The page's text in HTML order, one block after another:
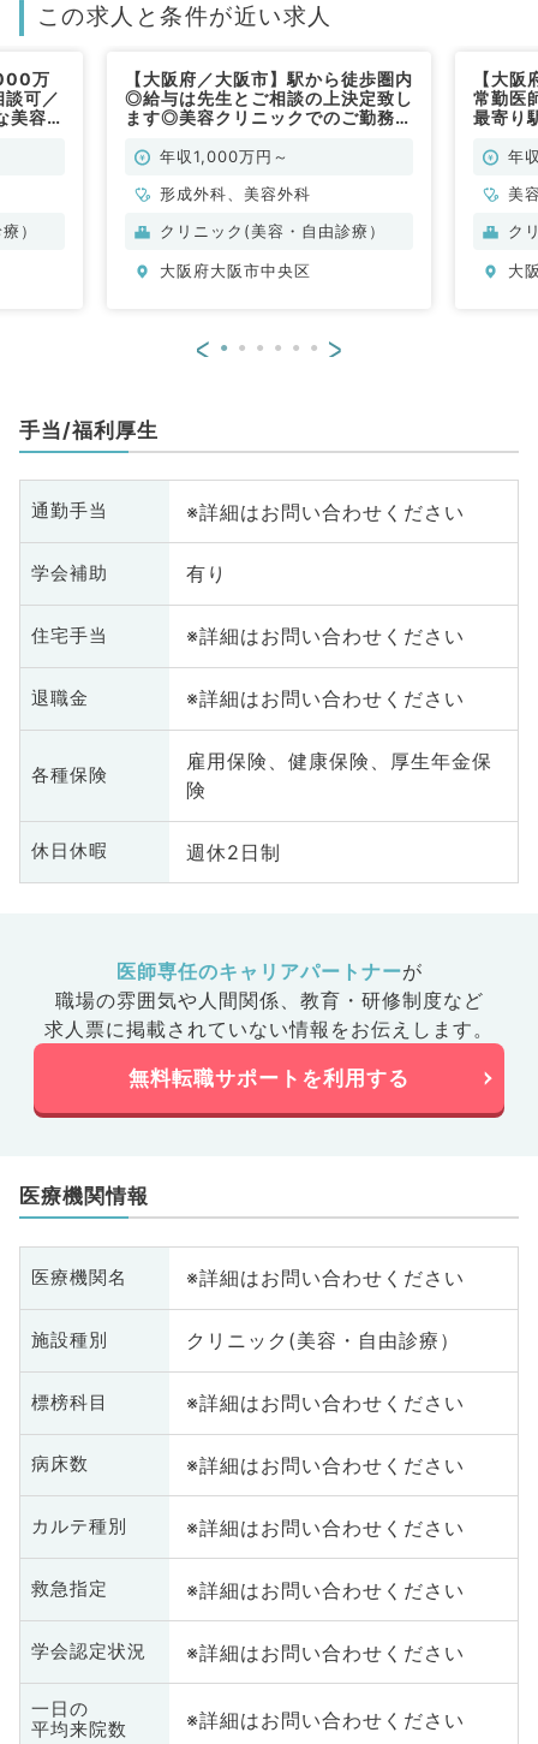
この求人と条件が近い求人
万
可／
美容ク
）
【大阪府／大阪市】駅から徒歩圏内
◎給与は先生とご相談の上決定致し
ます◎美容クリニックでのご勤務で
年収1,000万円～
形成外科、美容外科
クリニック(美容・自由診療）
大阪府大阪市中央区
【大
常勤医
最寄り
年
美
ク
大
< >
手当/福利厚生
通勤手当 ※詳細はお問い合わせください
学会補助 有り
住宅手当 ※詳細はお問い合わせください
退職金 ※詳細はお問い合わせください
各種保険
雇用保険、健康保険、厚生年金保
険
休日休暇 週休2日制
医師専任のキャリアパートナーが
職場の雰囲気や人間関係、 教育・研修制度など
求人票に掲載されていない情報をお伝えします。
無料転職サポートを利用する
医療機関情報
医療機関名 ※詳細はお問い合わせください
施設種別 クリニック(美容・自由診療）
標榜科目 ※詳細はお問い合わせください
病床数 ※詳細はお問い合わせください
カルテ種別 ※詳細はお問い合わせください
救急指定 ※詳細はお問い合わせください
学会認定状況 ※詳細はお問い合わせください
一日の
平均来院数
※詳細はお問い合わせください